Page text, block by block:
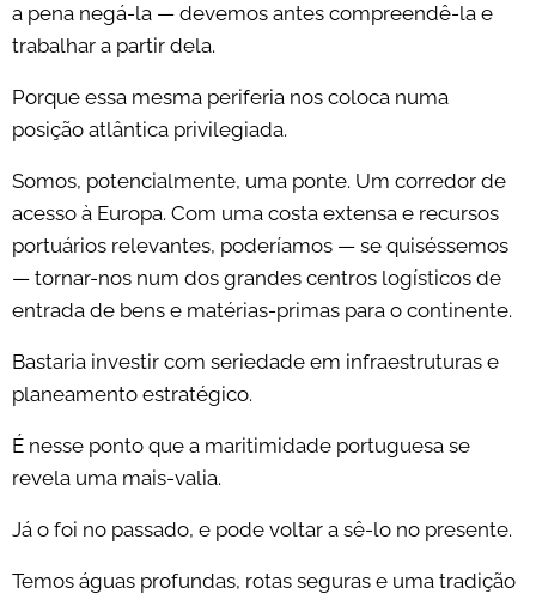
a pena negá-la — devemos antes compreendê-la e
trabalhar a partir dela.
Porque essa mesma periferia nos coloca numa
posição atlântica privilegiada.
Somos, potencialmente, uma ponte. Um corredor de
acesso à Europa. Com uma costa extensa e recursos
portuários relevantes, poderíamos — se quiséssemos
— tornar-nos num dos grandes centros logísticos de
entrada de bens e matérias-primas para o continente.
Bastaria investir com seriedade em infraestruturas e
planeamento estratégico.
É nesse ponto que a maritimidade portuguesa se
revela uma mais-valia.
Já o foi no passado, e pode voltar a sê-lo no presente.
Temos águas profundas, rotas seguras e uma tradição